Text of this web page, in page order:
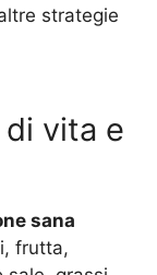
strategie
vita e
sana
frutta,